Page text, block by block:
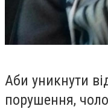
Аби уникнути
порушення,